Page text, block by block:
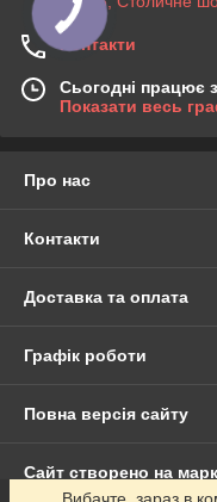
Контакти
Сьогодні працює
Показати весь
Про нас
Контакти
Доставка та оплата
Графік роботи
Повна версія сайту
Сайт створено на